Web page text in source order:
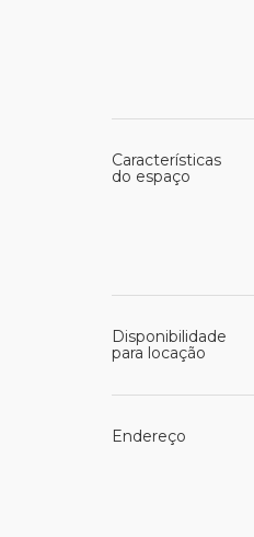
Características
do espaço
Disponibilidade
para locação
Endereço